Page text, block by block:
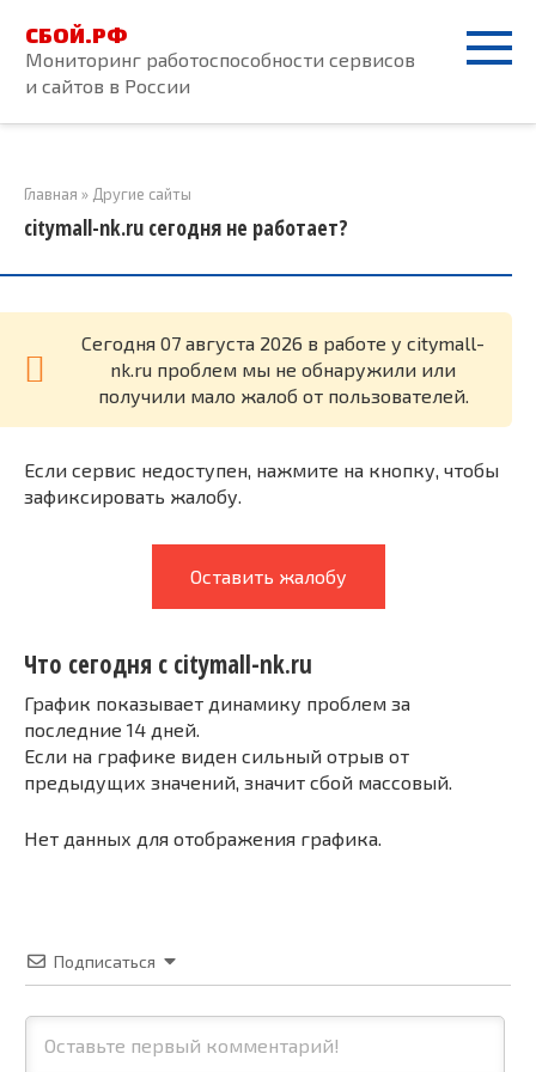
контенту
СБОЙ.РФ
Мониторинг работоспособности сервисов
и сайтов в России
Главная » Другие сайты
citymall-nk.ru сегодня не работает?
Cегодня 07 августа 2026 в работе у citymall-
nk.ru проблем мы не обнаружили или
получили мало жалоб от пользователей.
Если сервис недоступен, нажмите на кнопку, чтобы
зафиксировать жалобу.
Оставить жалобу
Что сегодня с citymall-nk.ru
График показывает динамику проблем за
последние 14 дней.
Если на графике виден сильный отрыв от
предыдущих значений, значит сбой массовый.
Нет данных для отображения графика.
Подписаться